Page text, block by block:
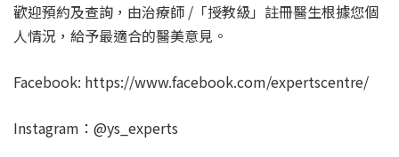
歡迎預約及查詢，由治療師 /「授教級」註冊醫生根據您個
人情況，給予最適合的醫美意見。
Facebook: https://www.facebook.com/expertscentre/
Instagram：@ys_experts